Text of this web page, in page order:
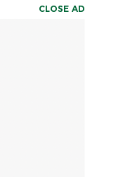
CLOSE AD